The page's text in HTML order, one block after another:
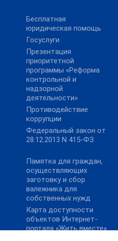
Бесплатная
юридическая помощь
Госуслуги
Презентация
приоритетной
программы «Реформа
контрольной и
надзорной
деятельности»
Противодействие
коррупции
Федеральный закон от
28.12.2013 N 415-ФЗ
Памятка для граждан,
осуществляющих
заготовку и сбор
валежника для
собственных нужд
Карта доступности
объектов Интернет-
портала «Жить вместе»